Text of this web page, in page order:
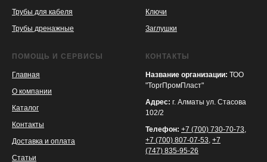
Трубы для кабеля
Трубы дренажные
Ключи
Заглушки
ПОМОЩЬ И СЕРВИСЫ
Главная
О компании
Каталог
Контакты
Доставка и оплата
Статьи
КОНТАКТЫ
Название организации: ТОО
"ТоргПромПласт"
Адрес: г. Алматы ул. Стасова
102/2
Телефон: +7 (700) 730-70-73,
+7 (700) 807-07-53, +7
(747) 835-95-26